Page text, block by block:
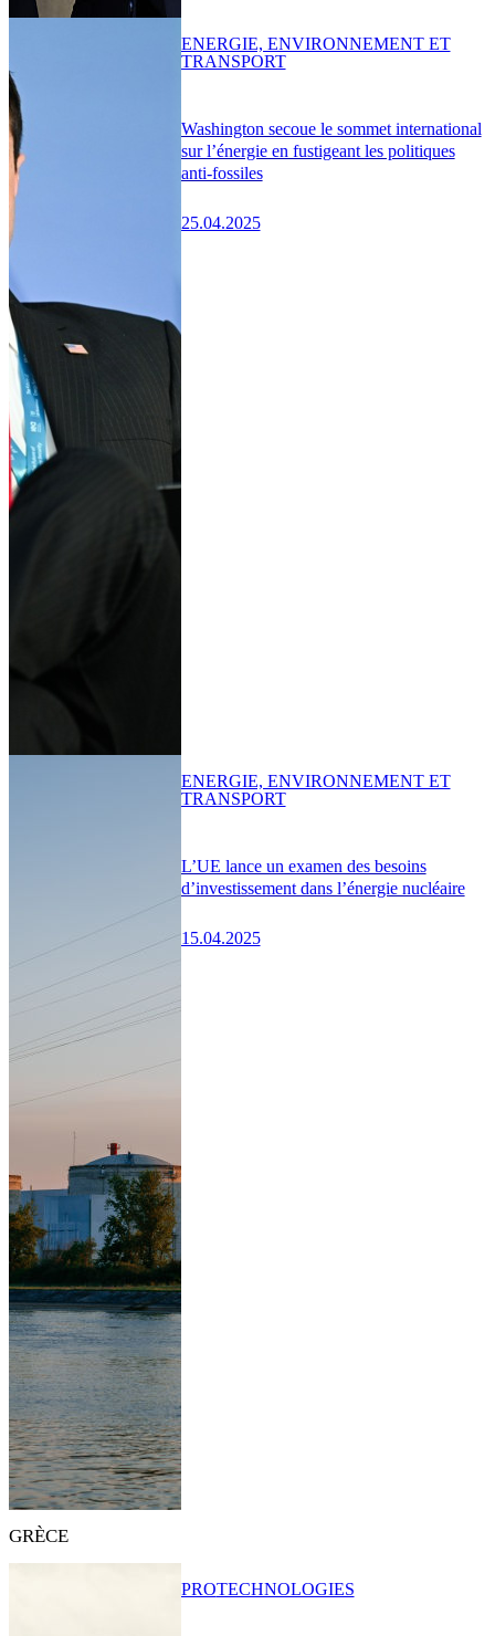
Washington secoue le sommet international
sur l’énergie en fustigeant les politiques
anti-fossiles
25.04.2025
ENERGIE, ENVIRONNEMENT ET
TRANSPORT
L’UE lance un examen des besoins
d’investissement dans l’énergie nucléaire
15.04.2025
ENERGIE, ENVIRONNEMENT ET
TRANSPORT
GRÈCE
PROTECHNOLOGIES